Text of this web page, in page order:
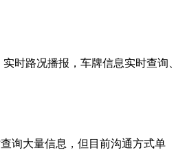
时路况播报，车牌信息实时查询、
询大量信息，但目前沟通方式单